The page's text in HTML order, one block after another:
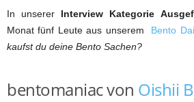
In unserer Interview Kategorie
Monat fünf Leute aus unserem Bento
kaufst du deine Bento Sachen?
bentomaniac von Oishii